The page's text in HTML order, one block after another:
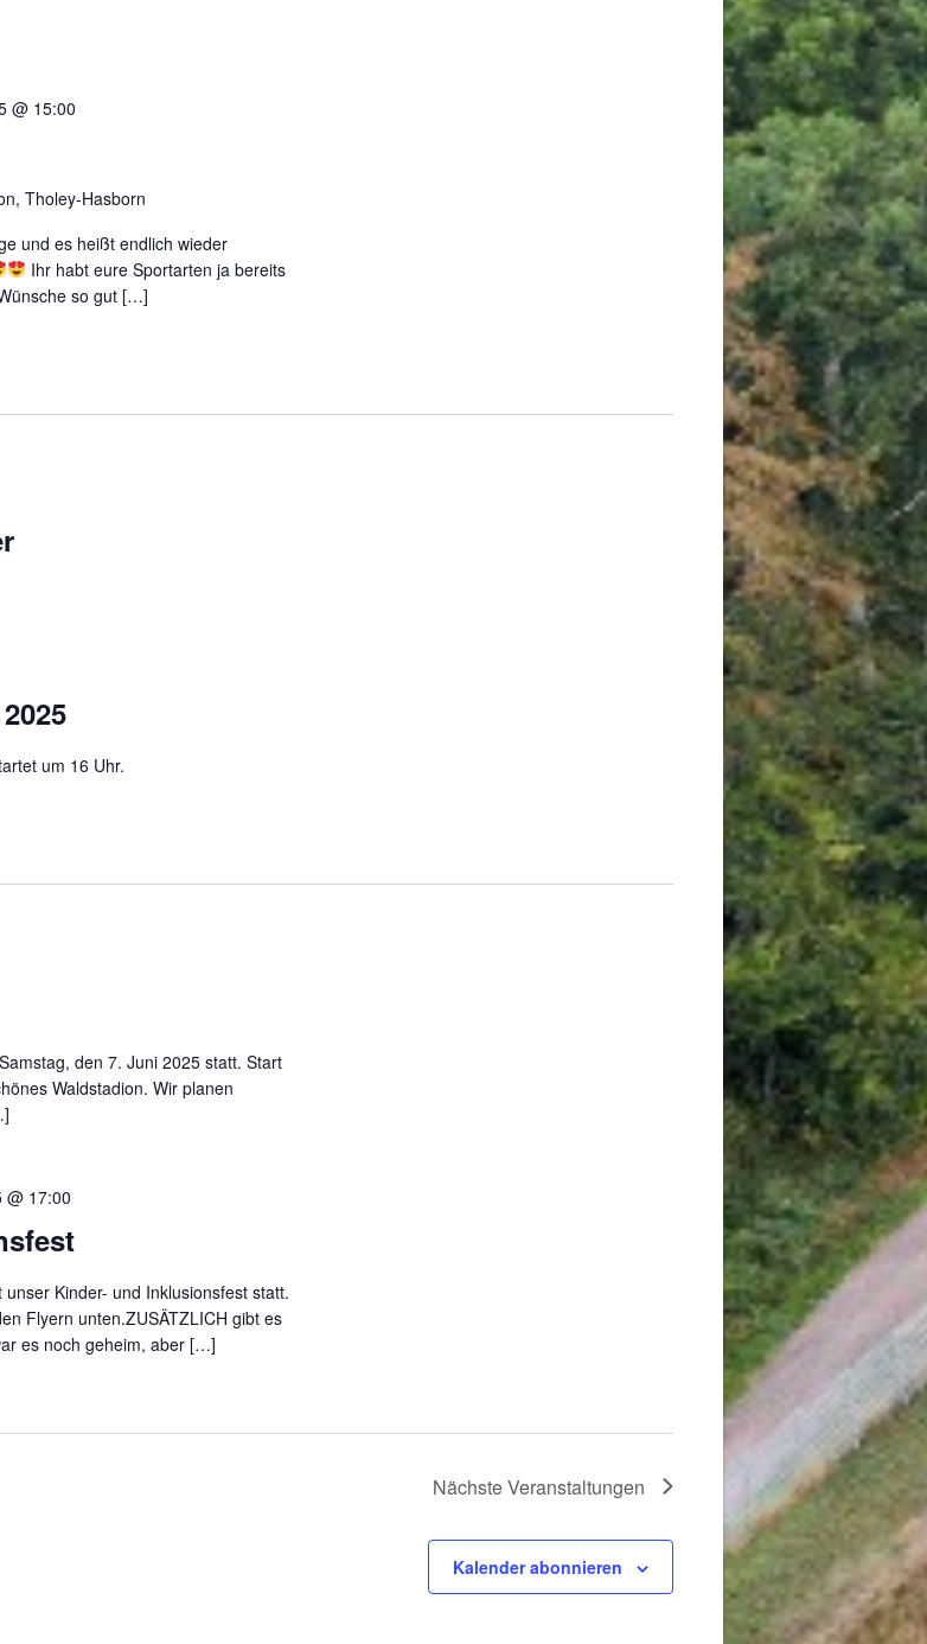
@ 15:00
Tholey-Hasborn
und es heißt endlich wieder
Ihr habt eure Sportarten ja bereits
so gut […]
um 16 Uhr.
den 7. Juni 2025 statt. Start
Waldstadion. Wir planen
@ 17:00
Kinder- und Inklusionsfest statt.
Flyern unten.ZUSÄTZLICH gibt es
es noch geheim, aber […]
NächsteVeranstaltungen
Kalender abonnieren